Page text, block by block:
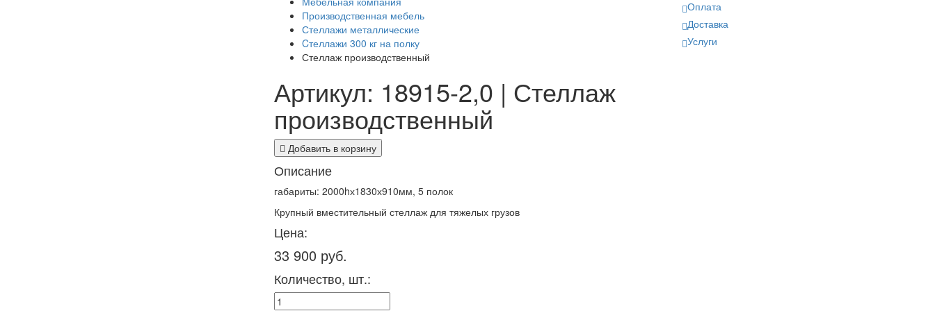
Производственная мебель
Стеллажи металлические
Cтеллажи 300 кг на полку
Стеллаж производственный
Артикул: 18915-2,0 | Стеллаж
производственный
Добавить в корзину
Описание
габариты: 2000hх1830х910мм, 5 полок
Крупный вместительный стеллаж для тяжелых грузов
Цена:
33 900 руб.
Количество, шт.:
Оплата
Доставка
Услуги